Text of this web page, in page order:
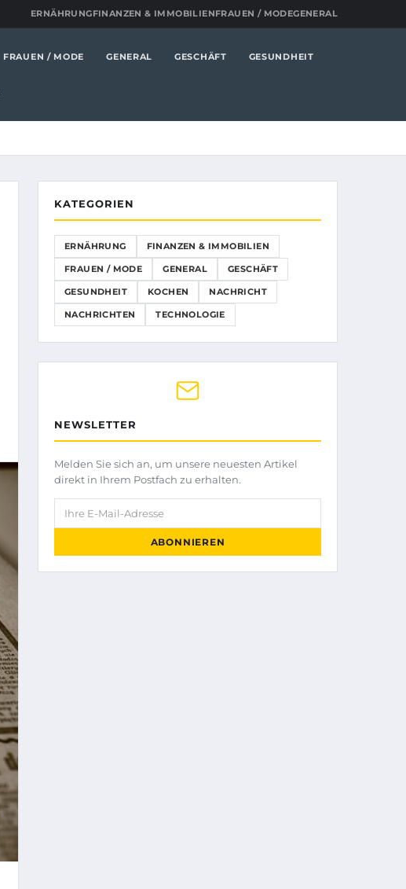
ERNÄHRUNGFINANZEN & IMMOBILIENFRAUEN / MODEGENERAL
FRAUEN / MODE GENERAL GESCHÄFT GESUNDHEIT
KATEGORIEN
ERNÄHRUNG FINANZEN & IMMOBILIEN
FRAUEN / MODE GENERAL GESCHÄFT
GESUNDHEIT KOCHEN NACHRICHT
NACHRICHTEN TECHNOLOGIE
NEWSLETTER
Melden Sie sich an, um unsere neuesten Artikel
direkt in Ihrem Postfach zu erhalten.
Ihre E-Mail-Adresse
ABONNIEREN